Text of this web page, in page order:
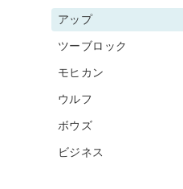
アップ
ツーブロック
モヒカン
ウルフ
ボウズ
ビジネス